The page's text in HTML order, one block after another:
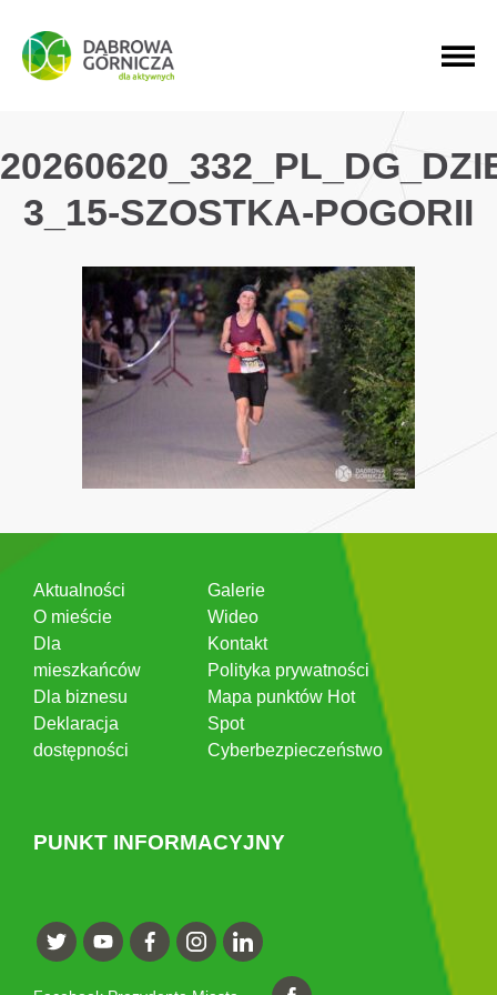
PRZEJDŹ DO MENU GŁÓWNEGO
PRZEJDŹ DO WYSZUKIWARKI
PRZEJDŹ DO TREŚCI
3_15-SZOSTKA-POGORII
Aktualności
O mieście
Dla
mieszkańców
Dla biznesu
Deklaracja
dostępności
Galerie
Wideo
Kontakt
Polityka prywatności
Mapa punktów Hot
Spot
Cyberbezpieczeństwo
PUNKT INFORMACYJNY